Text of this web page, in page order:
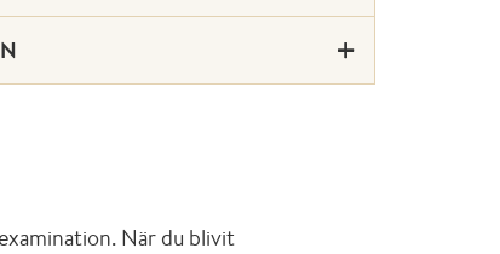
När du blivit